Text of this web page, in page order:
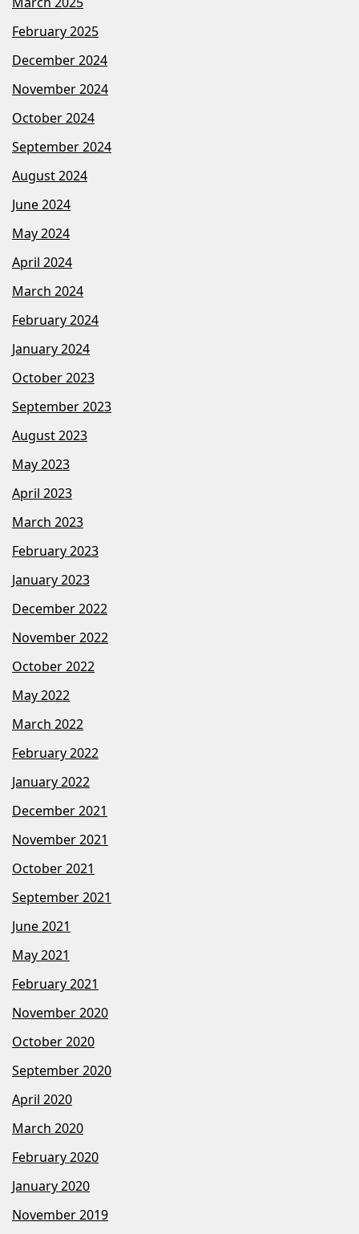
February 2025
December 2024
November 2024
October 2024
September 2024
August 2024
June 2024
May 2024
April 2024
March 2024
February 2024
January 2024
October 2023
September 2023
August 2023
May 2023
April 2023
March 2023
February 2023
January 2023
December 2022
November 2022
October 2022
May 2022
March 2022
February 2022
January 2022
December 2021
November 2021
October 2021
September 2021
June 2021
May 2021
February 2021
November 2020
October 2020
September 2020
April 2020
March 2020
February 2020
January 2020
November 2019